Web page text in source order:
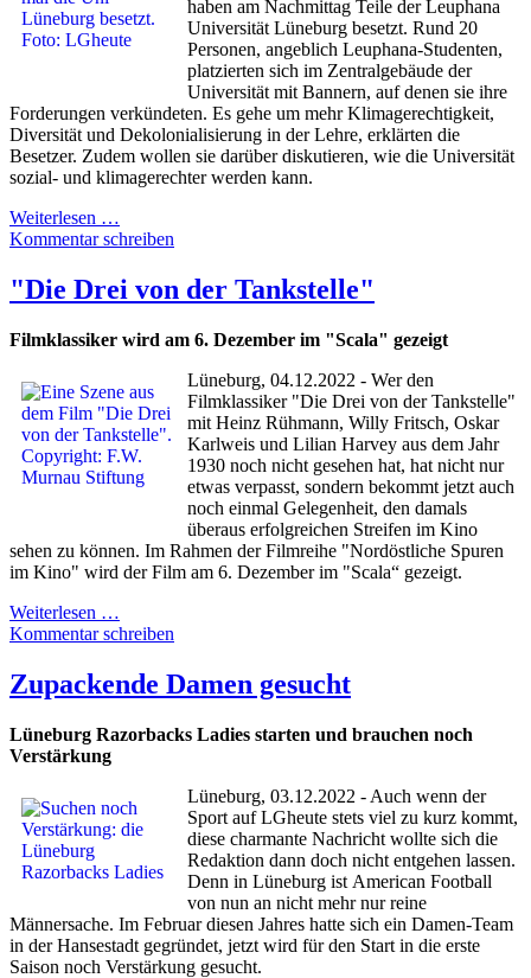
haben am Nachmittag Teile der Leuphana
Universität Lüneburg besetzt. Rund 20
Personen, angeblich Leuphana-Studenten,
platzierten sich im Zentralgebäude der
Universität mit Bannern, auf denen sie ihre
Forderungen verkündeten. Es gehe um mehr Klimagerechtigkeit,
Diversität und Dekolonialisierung in der Lehre, erklärten die
Besetzer. Zudem wollen sie darüber diskutieren, wie die Universität
sozial- und klimagerechter werden kann.
Weiterlesen …
Kommentar schreiben
"Die Drei von der Tankstelle"
Filmklassiker wird am 6. Dezember im "Scala" gezeigt
Lüneburg, 04.12.2022 - Wer den
Filmklassiker "Die Drei von der Tankstelle"
mit Heinz Rühmann, Willy Fritsch, Oskar
Karlweis und Lilian Harvey aus dem Jahr
1930 noch nicht gesehen hat, hat nicht nur
etwas verpasst, sondern bekommt jetzt auch
noch einmal Gelegenheit, den damals
überaus erfolgreichen Streifen im Kino
sehen zu können. Im Rahmen der Filmreihe "Nordöstliche Spuren
im Kino" wird der Film am 6. Dezember im "Scala“ gezeigt.
Weiterlesen …
Kommentar schreiben
Zupackende Damen gesucht
Lüneburg Razorbacks Ladies starten und brauchen noch
Verstärkung
Lüneburg, 03.12.2022 - Auch wenn der
Sport auf LGheute stets viel zu kurz kommt,
diese charmante Nachricht wollte sich die
Redaktion dann doch nicht entgehen lassen.
Denn in Lüneburg ist American Football
von nun an nicht mehr nur reine
Männersache. Im Februar diesen Jahres hatte sich ein Damen-Team
in der Hansestadt gegründet, jetzt wird für den Start in die erste
Saison noch Verstärkung gesucht.